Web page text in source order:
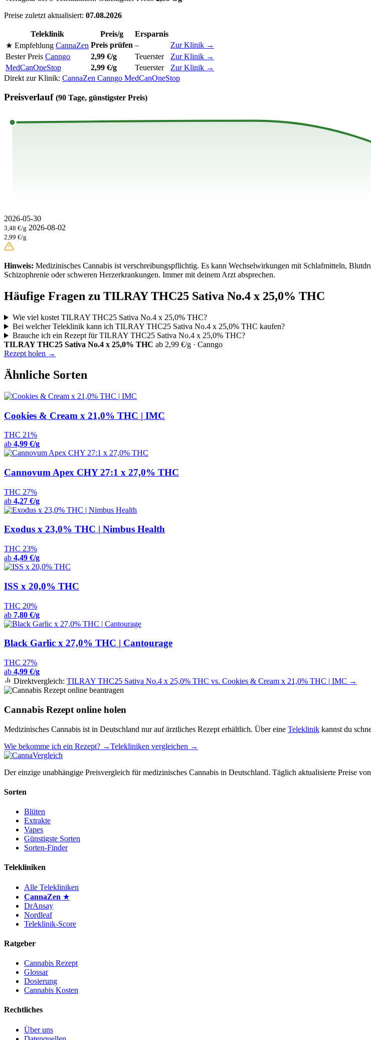
Preise zuletzt aktualisiert: 07.08.2026
Teleklinik Preis/g
Ersparnis
★ Empfehlung CannaZen Preis prüfen –
Zur Klinik →
Bester Preis Canngo 2,99 €/g Teuerster
Zur Klinik →
MedCanOneStop
2,99 €/g Teuerster
Zur Klinik →
Direkt zur Klinik: CannaZen Canngo MedCanOneStop
Preisverlauf (90 Tage, günstigster Preis)
2026-05-30
3,48 €/g 2026-08-02
2,99 €/g
Hinweis: Medizinisches Cannabis ist verschreibungspflichtig. Es kann Wechselwirkungen mit Schlafmitteln,
Schizophrenie oder schweren Herzerkrankungen. Immer mit deinem Arzt absprechen.
Häufige Fragen zu TILRAY THC25 Sativa No.4 x 25,0% THC
Wie viel kostet TILRAY THC25 Sativa No.4 x 25,0% THC?
Bei welcher Teleklinik kann ich TILRAY THC25 Sativa No.4 x 25,0% THC kaufen?
Brauche ich ein Rezept für TILRAY THC25 Sativa No.4 x 25,0% THC?
TILRAY THC25 Sativa No.4 x 25,0% THC ab 2,99 €/g · Canngo
Rezept holen →
Ähnliche Sorten
Cookies & Cream x 21,0% THC | IMC
THC 21%
ab 4,99 €/g
Cannovum Apex CHY 27:1 x 27,0% THC
THC 27%
ab 4,27 €/g
Exodus x 23,0% THC | Nimbus Health
THC 23%
ab 4,49 €/g
ISS x 20,0% THC
THC 20%
ab 7,80 €/g
Black Garlic x 27,0% THC | Cantourage
THC 27%
ab 4,99 €/g
Direktvergleich: TILRAY THC25 Sativa No.4 x 25,0% THC vs. Cookies & Cream x 21,0% THC | IMC →
Cannabis Rezept online holen
Medizinisches Cannabis ist in Deutschland nur auf ärztliches Rezept erhältlich. Über eine Teleklinik kannst du
Wie bekomme ich ein Rezept? →Telekliniken vergleichen →
Der einzige unabhängige Preisvergleich für medizinisches Cannabis in Deutschland. Täglich aktualisierte Preise
Sorten
Blüten
Extrakte
Vapes
Günstigste Sorten
Sorten-Finder
Telekliniken
Alle Telekliniken
CannaZen ★
DrAnsay
Nordleaf
Teleklinik-Score
Ratgeber
Cannabis Rezept
Glossar
Dosierung
Cannabis Kosten
Rechtliches
Über uns